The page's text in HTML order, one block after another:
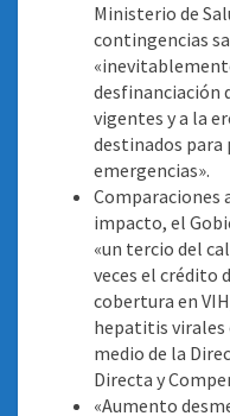
Ministerio de
contingencias
desfinanciación
vigentes y a la
destinados para
emergencias».
Comparaciones
impacto, el
«un tercio del
veces el crédito
cobertura en
hepatitis virales
medio de la
Directa y
«Aumento